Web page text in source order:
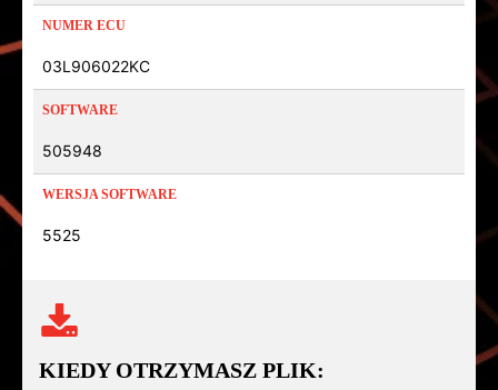
NUMER ECU
03L906022KC
SOFTWARE
505948
WERSJA SOFTWARE
5525
KIEDY OTRZYMASZ PLIK: